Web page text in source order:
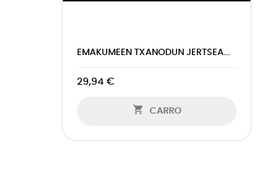
EMAKUMEEN TXANODUN JERTSEA...
29,94 €
 CARRO